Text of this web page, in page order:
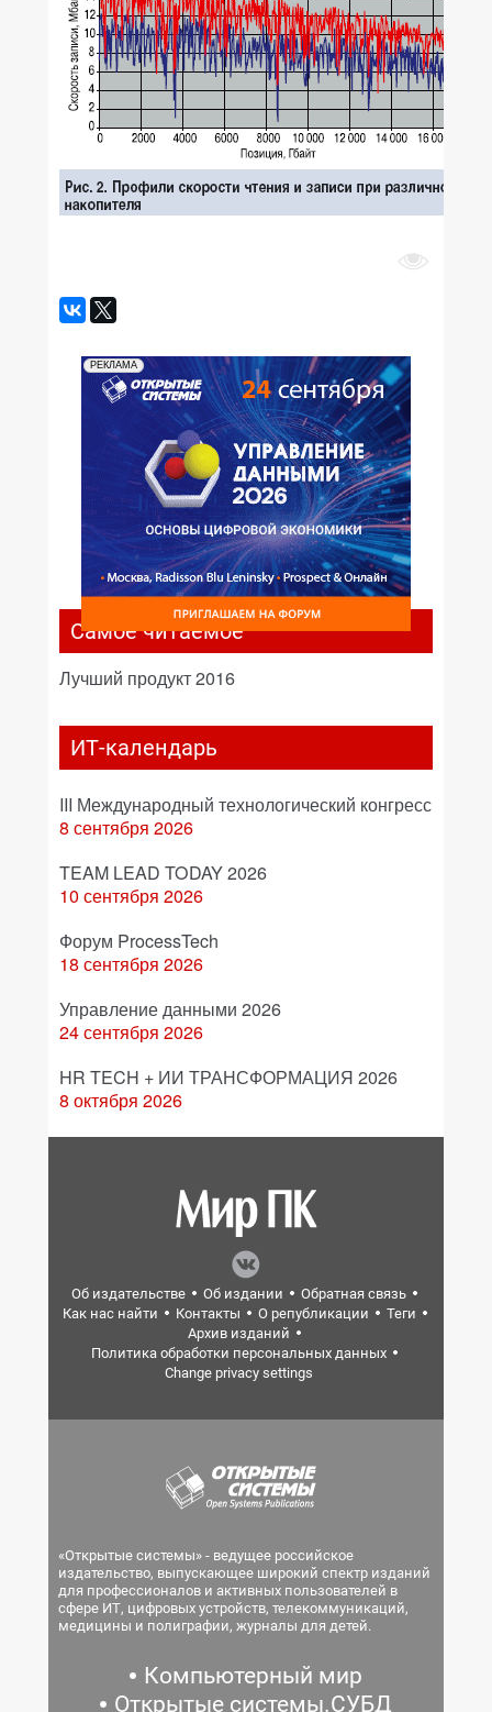
РЕКЛАМА
Самое читаемое
Лучший продукт 2016
ИТ-календарь
III Международный технологический конгресс
8 сентября 2026
TEAM LEAD TODAY 2026
10 сентября 2026
Форум ProcessTech
18 сентября 2026
Управление данными 2026
24 сентября 2026
HR TECH + ИИ ТРАНСФОРМАЦИЯ 2026
8 октября 2026
Об издательстве Об издании
Обратная связь
Как нас найти
Контакты О републикации
Теги
Архив изданий
Политика обработки персональных данных
Change privacy settings
«Открытые системы» - ведущее российское
издательство, выпускающее широкий спектр изданий
для профессионалов и активных пользователей в
сфере ИТ, цифровых устройств, телекоммуникаций,
медицины и полиграфии, журналы для детей.
Компьютерный мир
Открытые системы.СУБД